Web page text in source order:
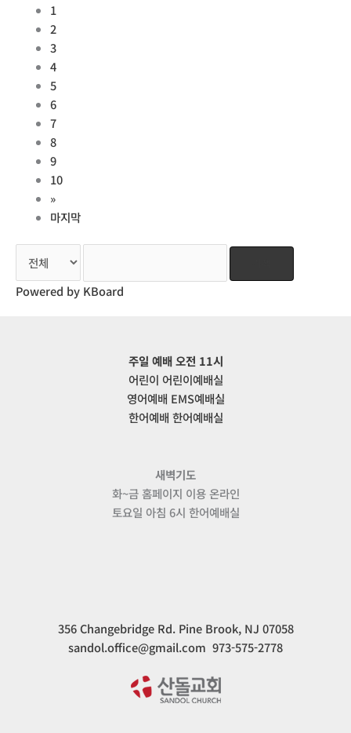
1
2
3
4
5
6
7
8
9
10
»
마지막
Powered by KBoard
주일 예배 오전 11시
어린이 어린이예배실
영어예배 EMS예배실
한어예배 한어예배실
새벽기도
화~금 홈페이지 이용 온라인
토요일 아침 6시 한어예배실
356 Changebridge Rd. Pine Brook, NJ 07058
sandol.office@gmail.com 973-575-2778